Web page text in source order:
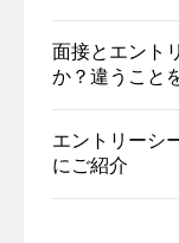
面接とエント
か？違うこと
エントリーシ
にご紹介